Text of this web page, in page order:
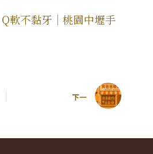
軟不黏牙｜桃園中壢手
下一